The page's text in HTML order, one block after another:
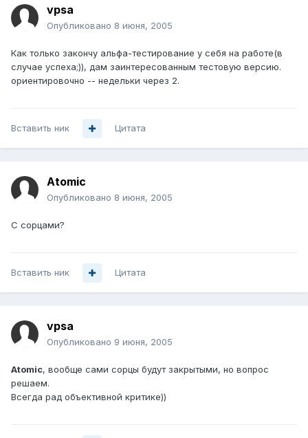
vpsa
Опубликовано 8 июня, 2005
Как только закончу альфа-тестирование у себя на работе(в
случае успеха;)), дам заинтересованным тестовую версию.
ориентировочно -- недельки через 2.
Вставить ник Цитата
Atomic
Опубликовано 8 июня, 2005
С сорцами?
Вставить ник Цитата
vpsa
Опубликовано 9 июня, 2005
Atomic, вообще сами сорцы будут закрытыми, но вопрос
решаем.
Всегда рад объективной критике))